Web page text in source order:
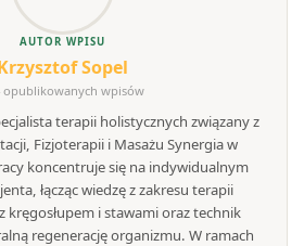
AUTOR WPISU
Sopel
opublikowanych wpisów
terapii holistycznych związany z
Fizjoterapii i Masażu Synergia w
koncentruje się na indywidualnym
łącząc wiedzę z zakresu terapii
kręgosłupem i stawami oraz technik
regenerację organizmu. W ramach